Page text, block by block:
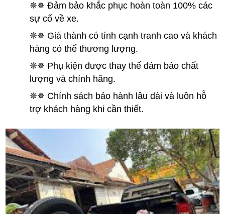
✵✵ Đảm bảo khắc phục hoàn toàn 100% các
sự cố về xe.
✵✵ Giá thành có tính cạnh tranh cao và khách
hàng có thể thương lượng.
✵✵ Phụ kiện được thay thế đảm bảo chất
lượng và chính hãng.
✵✵ Chính sách bảo hành lâu dài và luôn hỗ
trợ khách hàng khi cần thiết.